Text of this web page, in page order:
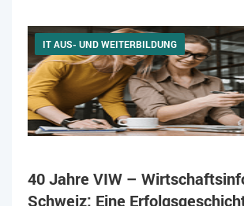
IT AUS- UND WEITERBILDUNG
40 Jahre VIW –
Schweiz: Eine